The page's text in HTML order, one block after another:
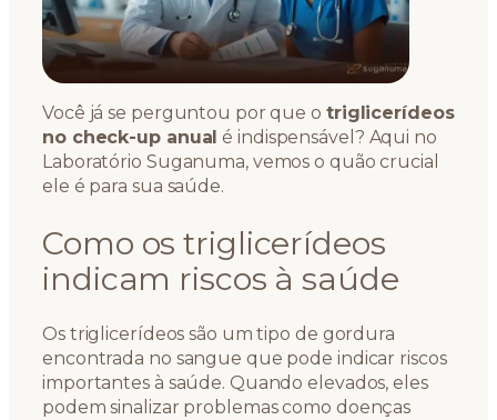
Você já se perguntou por que o triglicerídeos
no check-up anual é indispensável? Aqui no
Laboratório Suganuma, vemos o quão crucial
ele é para sua saúde.
Como os triglicerídeos
indicam riscos à saúde
Os triglicerídeos são um tipo de gordura
encontrada no sangue que pode indicar riscos
importantes à saúde. Quando elevados, eles
podem sinalizar problemas como doenças